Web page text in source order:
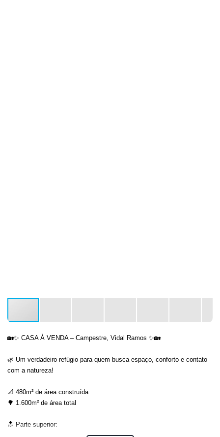
🏡✨ CASA À VENDA – Campestre, Vidal Ramos ✨🏡
🌿 Um verdadeiro refúgio para quem busca espaço, conforto e contato
com a natureza!
📐 480m² de área construída
🌳 1.600m² de área total
🔝 Parte superior: